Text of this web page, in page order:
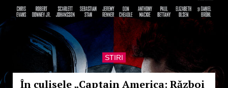
STIRI
În culisele „Captain America: Război